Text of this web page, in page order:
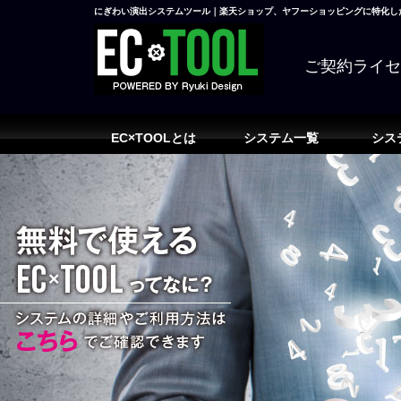
にぎわい演出システムツール｜楽天ショップ、ヤフーショッピングに特化
ご契約ライ
EC×TOOLとは システム一覧 シス